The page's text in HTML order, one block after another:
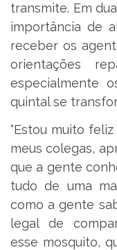
transmite. Em
importância de
receber os
orientações
especialmente
quintal se
“Estou muito
meus colegas,
que a gente
tudo de uma
como a gente
legal de
esse mosquito,